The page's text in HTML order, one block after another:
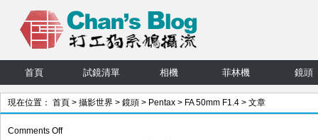
首頁 試鏡清單 相機 菲林機 鏡頭
現在位置： 首頁 > 攝影世界 > 鏡頭 > Pentax > FA 50mm F1.4 > 文章
Comments Offon